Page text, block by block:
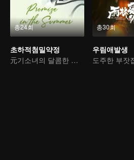
총24회
초하적첨밀약정
元기소녀의 달콤한 악마 공략
총30회
우림애발생